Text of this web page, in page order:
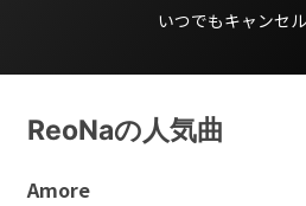
いつでもキャンセ
ReoNaの人気曲
Amore